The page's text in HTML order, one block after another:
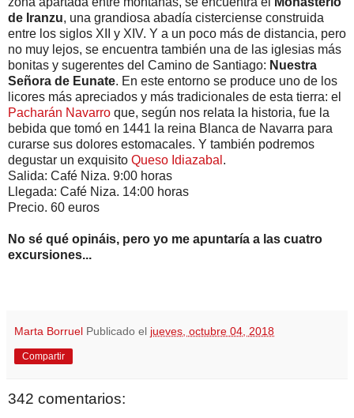
de Iranzu, una grandiosa abadía cisterciense construida
entre los siglos XII y XIV. Y a un poco más de distancia, pero
no muy lejos, se encuentra también una de las iglesias más
bonitas y sugerentes del Camino de Santiago: Nuestra
Señora de Eunate. En este entorno se produce uno de los
licores más apreciados y más tradicionales de esta tierra: el
Pacharán Navarro que, según nos relata la historia, fue la
bebida que tomó en 1441 la reina Blanca de Navarra para
curarse sus dolores estomacales. Y también podremos
degustar un exquisito Queso Idiazabal .
Salida: Café Niza. 9:00 horas
Llegada: Café Niza. 14:00 horas
Precio. 60 euros
No sé qué opináis, pero yo me apuntaría a las cuatro
excursiones...
Marta Borruel Publicado el jueves, octubre 04, 2018
Compartir
342 comentarios: